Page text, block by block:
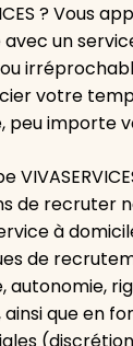
? Vous
avec un
votre
peu importe
de recruter
à
de
autonomie,
que en